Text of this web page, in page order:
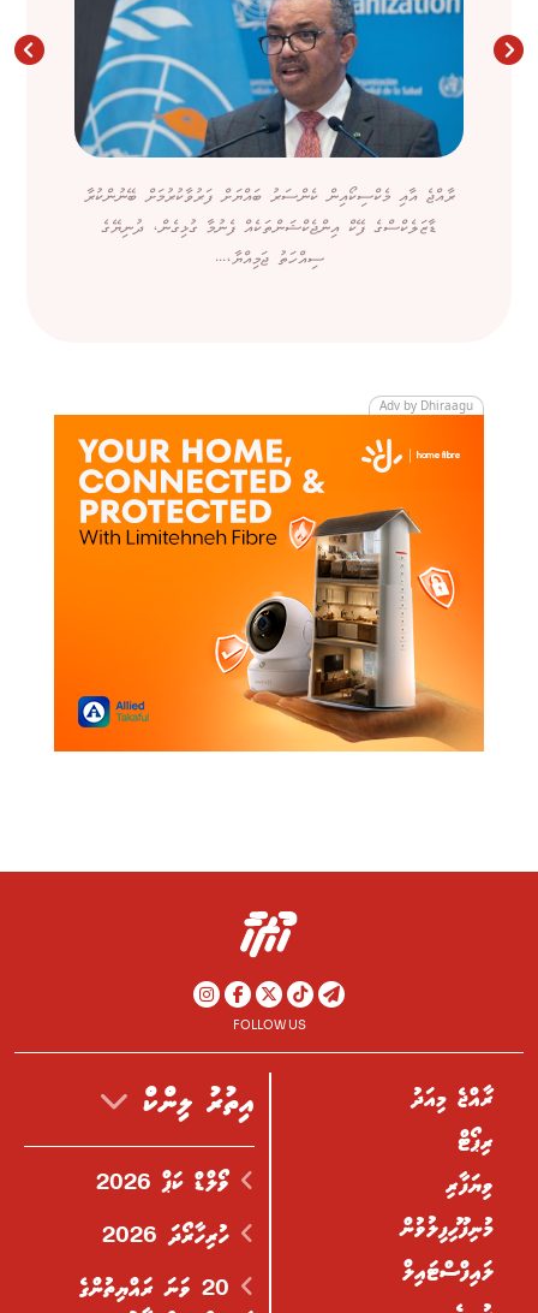
ރާއްޖެ އާއި މެކްސިކޯއިން ކެންސަރު ބައްޔަށް ފަރުވާކުރުމަށް ބޭނުންކުރާ
ޑާޒަލެކްސްގެ ފޭކް އިންޖެކްޝަންތަކެއް ފެނުމާ ގުޅިގެން، ދުނިޔޭގެ
ސިއްހަތު ޖަމިއްޔާ،...
Adv by Dhiraagu
FOLLOW US
ރާއްޖެ މިއަދު
ރިޕޯޓް
ވިޔަފާރި
މުނިފޫހިފިލުވުން
ލައިފްސްޓައިލް
އިތުރު ލިންކް
ވޯލްޑް ކަޕް 2026
ހުރިހާރޯދަ 2026
20 ވަނަ ރައްޔިތުންގެ